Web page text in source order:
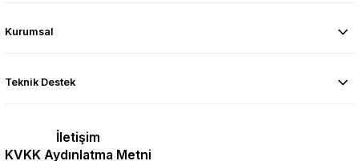
Kurumsal
Teknik Destek
İletişim
KVKK Aydınlatma Metni